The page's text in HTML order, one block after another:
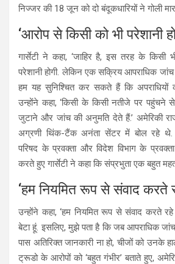
निज्जर की 18 जून को दो बंदूकधारियों ने गोली
‘आरोप से किसी को भी परेशानी
गार्सेटी ने कहा, ‘जाहिर है, इस तरह के किसी
परेशानी होगी. लेकिन एक सक्रिय आपराधिक
हम यह सुनिश्चित कर सकते हैं कि अपराधियों
उन्होंने कहा, ‘किसी के किसी नतीजे पर पहुंचने
जुटाने और जांच की अनुमति देते हैं.’ अमेरिकी
अग्रणी थिंक-टैंक अनंता सेंटर में बोल रहे थे.
परिषद के प्रवक्ता और विदेश विभाग के
करते हुए गार्सेटी ने कहा कि संप्रभुता एक बहुत
‘हम नियमित रूप से संवाद करते
उन्होंने कहा, ‘हम नियमित रूप से संवाद करते
बेटा हूं. इसलिए, मुझे पता है कि जब आपराधिक
पास अतिरिक्त जानकारी ना हो, चीजों को उनके
ट्रूडो के आरोपों को ‘बहुत गंभीर’ बताते हुए,